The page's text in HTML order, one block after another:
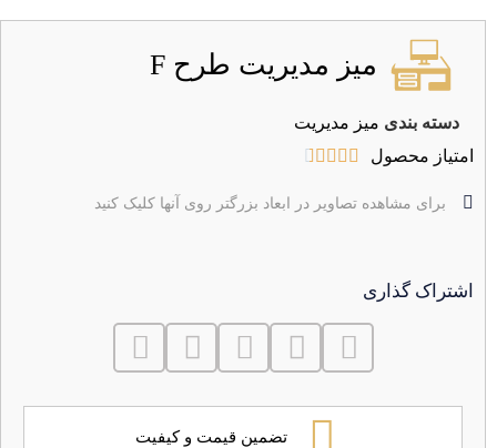
میز مدیریت طرح F
دسته بندی میز مدیریت
امتیاز محصول





برای مشاهده تصاویر در ابعاد بزرگتر روی آنها کلیک کنید
اشتراک گذاری
تضمین قیمت و کیفیت